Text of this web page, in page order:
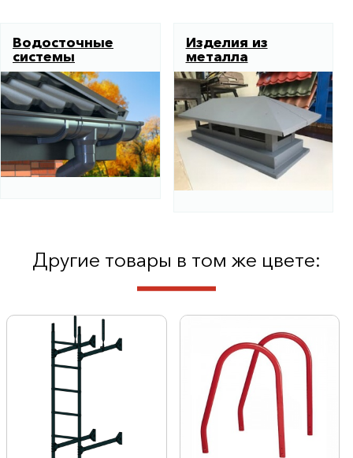
Водосточные
системы
Изделия из
металла
Другие товары в том же цвете: